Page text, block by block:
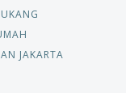
JAKARTA